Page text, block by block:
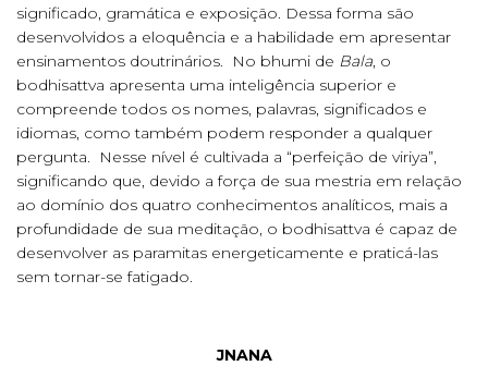
significado, gramática e exposição. Dessa forma são
desenvolvidos a eloquência e a habilidade em apresentar
ensinamentos doutrinários. No bhumi de Bala, o
bodhisattva apresenta uma inteligência superior e
compreende todos os nomes, palavras, significados e
idiomas, como também podem responder a qualquer
pergunta. Nesse nível é cultivada a “perfeição de viriya”,
significando que, devido a força de sua mestria em relação
ao domínio dos quatro conhecimentos analíticos, mais a
profundidade de sua meditação, o bodhisattva é capaz de
desenvolver as paramitas energeticamente e praticá-las
sem tornar-se fatigado.
JNANA